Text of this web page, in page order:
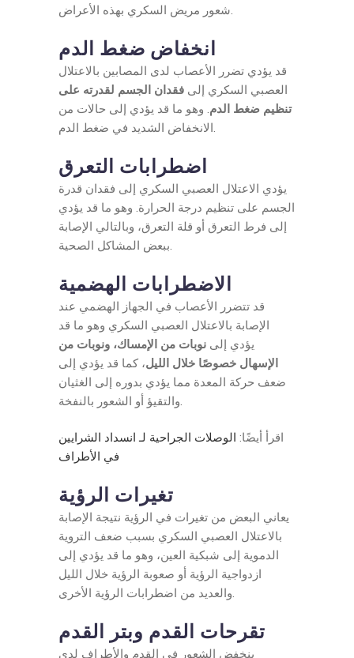
شعور مريض السكري بهذه الأعراض.
انخفاض ضغط الدم
قد يؤدي تضرر الأعصاب لدى المصابين بالاعتلال
العصبي السكري إلى فقدان الجسم لقدرته على
تنظيم ضغط الدم. وهو ما قد يؤدي إلى حالات من
الانخفاض الشديد في ضغط الدم.
اضطرابات التعرق
يؤدي الاعتلال العصبي السكري إلى فقدان قدرة
الجسم على تنظيم درجة الحرارة. وهو ما قد يؤدي
إلى فرط التعرق أو قلة التعرق، وبالتالي الإصابة
ببعض المشاكل الصحية.
الاضطرابات الهضمية
قد تتضرر الأعصاب في الجهاز الهضمي عند
الإصابة بالاعتلال العصبي السكري وهو ما قد
يؤدي إلى نوبات من الإمساك، ونوبات من
الإسهال خصوصًا خلال الليل، كما قد يؤدي إلى
ضعف حركة المعدة مما يؤدي بدوره إلى الغثيان
والتقيؤ أو الشعور بالنفخة.
اقرأ أيضًا: الوصلات الجراحية لـ انسداد الشرايين
في الأطراف
تغيرات الرؤية
يعاني البعض من تغيرات في الرؤية نتيجة الإصابة
بالاعتلال العصبي السكري بسبب ضعف التروية
الدموية إلى شبكية العين، وهو ما قد يؤدي إلى
ازدواجية الرؤية أو صعوبة الرؤية خلال الليل
والعديد من اضطرابات الرؤية الأخرى.
تقرحات القدم وبتر القدم
ينخفض الشعور في القدم والأطراف لدى